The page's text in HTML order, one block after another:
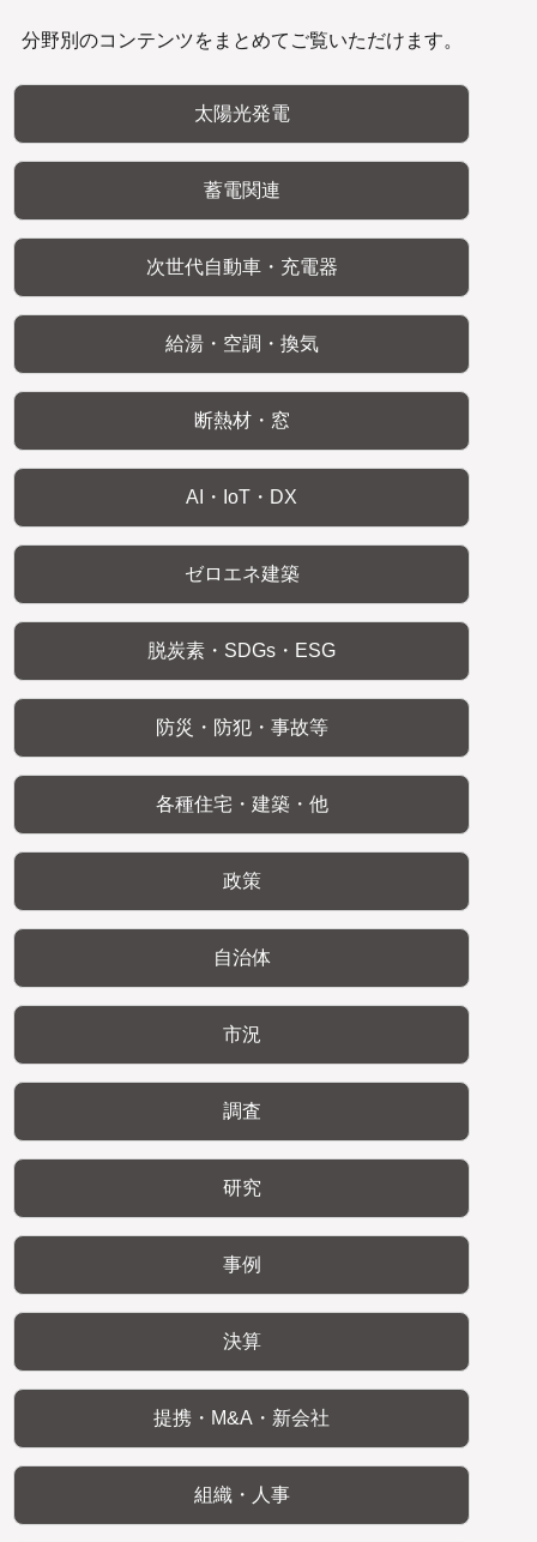
分野別のコンテンツをまとめてご覧いただけます。
太陽光発電
蓄電関連
次世代自動車・充電器
給湯・空調・換気
断熱材・窓
AI・IoT・DX
ゼロエネ建築
脱炭素・SDGs・ESG
防災・防犯・事故等
各種住宅・建築・他
政策
自治体
市況
調査
研究
事例
決算
提携・M&A・新会社
組織・人事